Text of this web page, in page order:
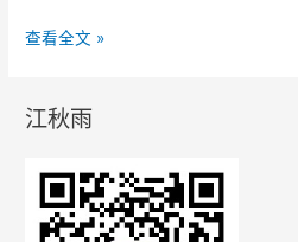
浅
享
查看全文 »
江秋雨